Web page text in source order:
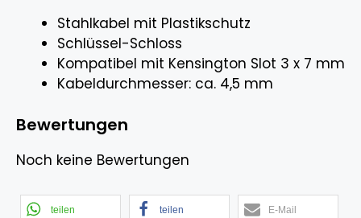
Stahlkabel mit Plastikschutz
Schlüssel-Schloss
Kompatibel mit Kensington Slot 3 x 7 mm
Kabeldurchmesser: ca. 4,5 mm
Bewertungen
Noch keine Bewertungen
teilen teilen E-Mail